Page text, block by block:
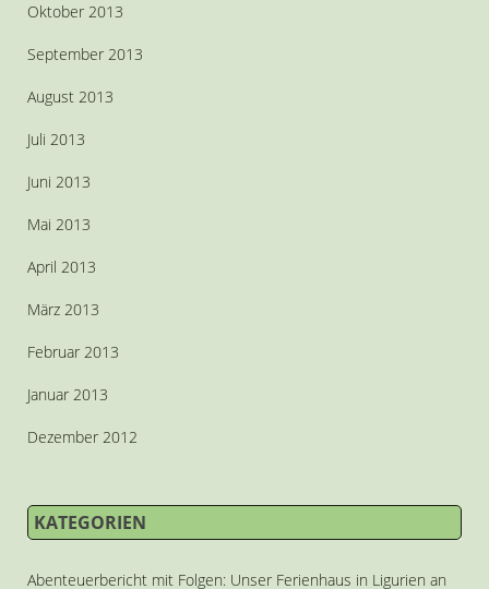
Oktober 2013
September 2013
August 2013
Juli 2013
Juni 2013
Mai 2013
April 2013
März 2013
Februar 2013
Januar 2013
Dezember 2012
KATEGORIEN
Abenteuerbericht mit Folgen: Unser Ferienhaus in Ligurien an